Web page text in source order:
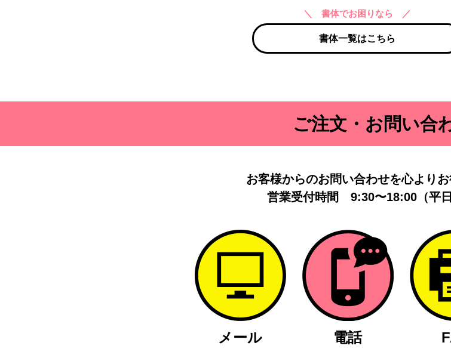
＼ 書体でお困りなら ／
書体一覧はこちら
ご注文・お問い合
お客様からのお問い合わせを心よりお
営業受付時間 9:30〜18:00（平
メール 電話